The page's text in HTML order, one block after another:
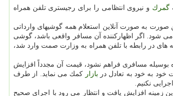
گمرك و نیروی انتظامی را برای رجیستری تلفن همراه
به صورت آنلاین استعلام همه گوشیهای وارداتی
می شود. اگر اظهاركننده آن مسافر واقعی باشد، گوشی
های در رابطه با تلفن همراه به وزارت صمت وارد شد،
مسافری فراهم نشود، قیمت آن مجدداً افزایش
خود به خود به تعادل در بازار كمك می نماید. از طرف
نكنیم.
افزایش یافت و انتظار می رود با اجرای صحیح